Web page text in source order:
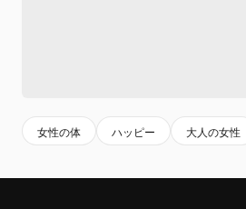
女性の体 ハッピー 大人の女性